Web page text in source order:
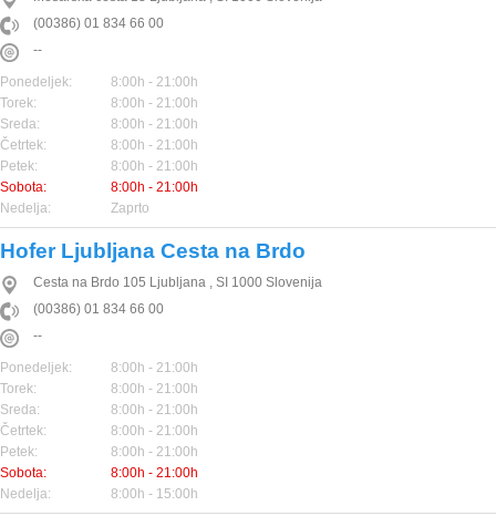
(00386) 01 834 66 00
--
Ponedeljek:
8:00h - 21:00h
Torek:
8:00h - 21:00h
Sreda:
8:00h - 21:00h
Četrtek:
8:00h - 21:00h
Petek:
8:00h - 21:00h
Sobota:
8:00h - 21:00h
Nedelja:
Zaprto
Hofer Ljubljana Cesta na Brdo
Cesta na Brdo 105 Ljubljana , SI 1000 Slovenija
(00386) 01 834 66 00
--
Ponedeljek:
8:00h - 21:00h
Torek:
8:00h - 21:00h
Sreda:
8:00h - 21:00h
Četrtek:
8:00h - 21:00h
Petek:
8:00h - 21:00h
Sobota:
8:00h - 21:00h
Nedelja:
8:00h - 15:00h